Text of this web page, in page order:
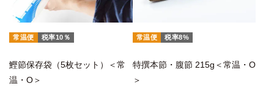
常温便 税率10％
鰹節保存袋（5枚セット）＜常
温・O＞
常温便 税率8%
特撰本節・腹節 215g＜常温・O
＞